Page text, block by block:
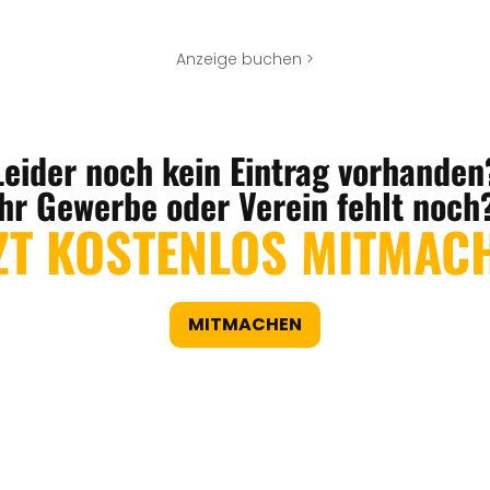
Anzeige buchen >
noch kein Eintrag
Gewerbe oder Verein fehlt
KOSTENLOS
MITMACHEN